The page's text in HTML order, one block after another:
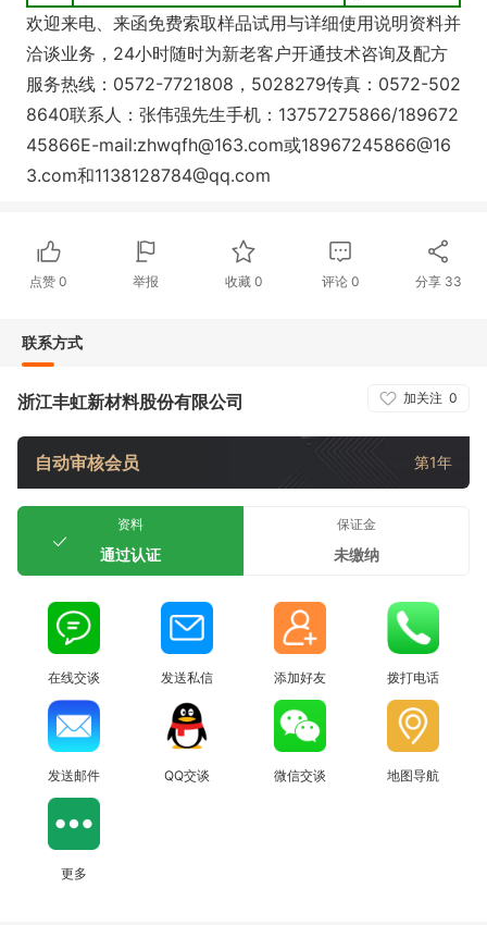
欢迎来电、来函免费索取样品试用与详细使用说明资料并
洽谈业务，24小时随时为新老客户开通技术咨询及配方
服务热线：0572-7721808，5028279传真：0572-502
8640联系人：张伟强先生手机：13757275866/189672
45866E-mail:zhwqfh@163.com或18967245866@16
3.com和1138128784@qq.com
点赞0 举报 收藏 0 评论0 分享 33
联系方式
加关注 0
浙江丰虹新材料股份有限公司
自动审核会员 第1年
资料
通过认证
保证金
未缴纳
在线交谈 发送私信 添加好友 拨打电话
发送邮件 QQ交谈 微信交谈 地图导航
更多